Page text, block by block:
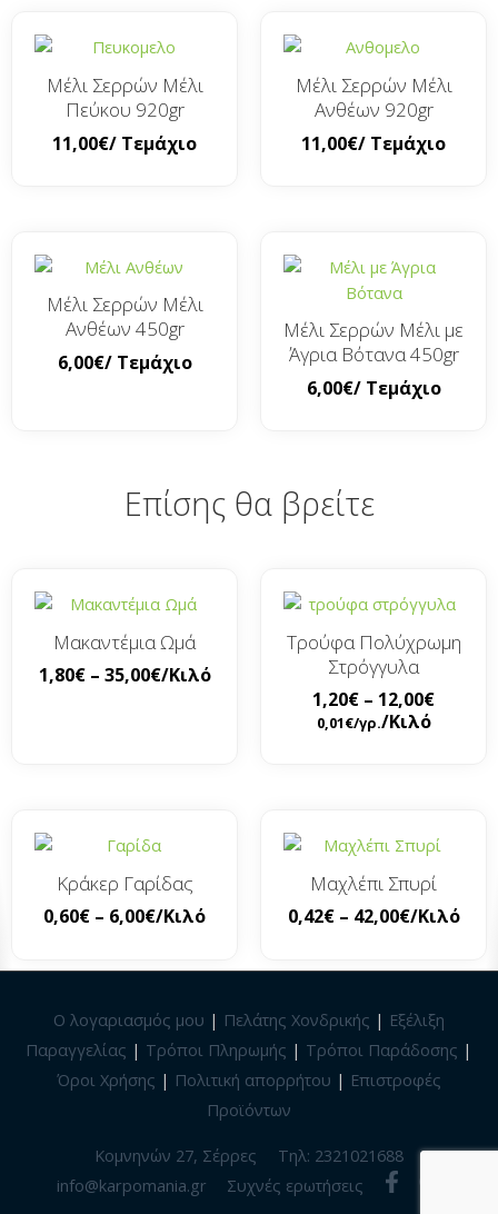
Μέλι Σερρών Μέλι
Πεύκου 920gr
11,00€/ Τεμάχιο
Μέλι Σερρών Μέλι
Ανθέων 920gr
11,00€/ Τεμάχιο
Μέλι Σερρών Μέλι
Ανθέων 450gr
6,00€/ Τεμάχιο
Μέλι Σερρών Μέλι με
Άγρια Βότανα 450gr
6,00€/ Τεμάχιο
Επίσης θα βρείτε
Μακαντέμια Ωμά
1,80€ – 35,00€/Κιλό
Τρούφα Πολύχρωμη
Στρόγγυλα
1,20€ – 12,00€
0,01€/γρ./Κιλό
Κράκερ Γαρίδας
0,60€ – 6,00€/Κιλό
Μαχλέπι Σπυρί
0,42€ – 42,00€/Κιλό
Ο λογαριασμός μου | Πελάτης Χονδρικής | Εξέλιξη
Παραγγελίας | Τρόποι Πληρωμής | Τρόποι Παράδοσης |
Όροι Χρήσης | Πολιτική απορρήτου | Επιστροφές
Προϊόντων
Κομνηνών 27, Σέρρες
Τηλ: 2321021688
info@karpomania.gr
Συχνές ερωτήσεις